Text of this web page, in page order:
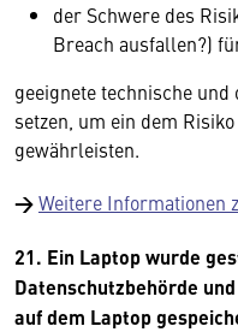
der Schwere des
Breach ausfallen?)
geeignete technische
setzen, um ein dem
gewährleisten.
→Weitere Informationen
21. Ein Laptop wurde
Datenschutzbehörde
auf dem Laptop